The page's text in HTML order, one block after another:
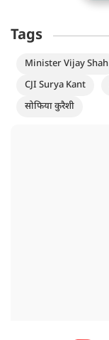
Tags
Minister Vijay Shah
CJI Surya Kant
सोफिया कुरैशी